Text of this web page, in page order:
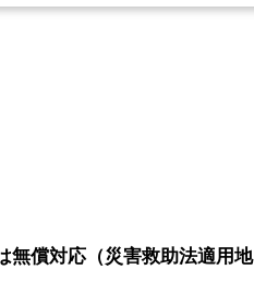
無償対応（災害救助法適用地